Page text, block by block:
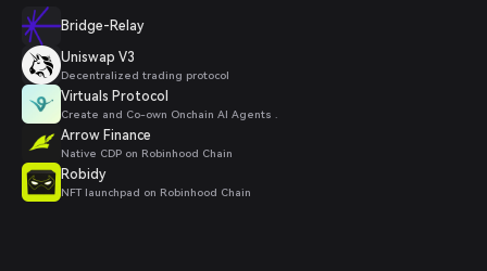
Bridge-Relay
Uniswap V3
Decentralized trading protocol
Virtuals Protocol
Create and Co-own Onchain AI Agents .
Arrow Finance
Native CDP on Robinhood Chain
Robidy
NFT launchpad on Robinhood Chain